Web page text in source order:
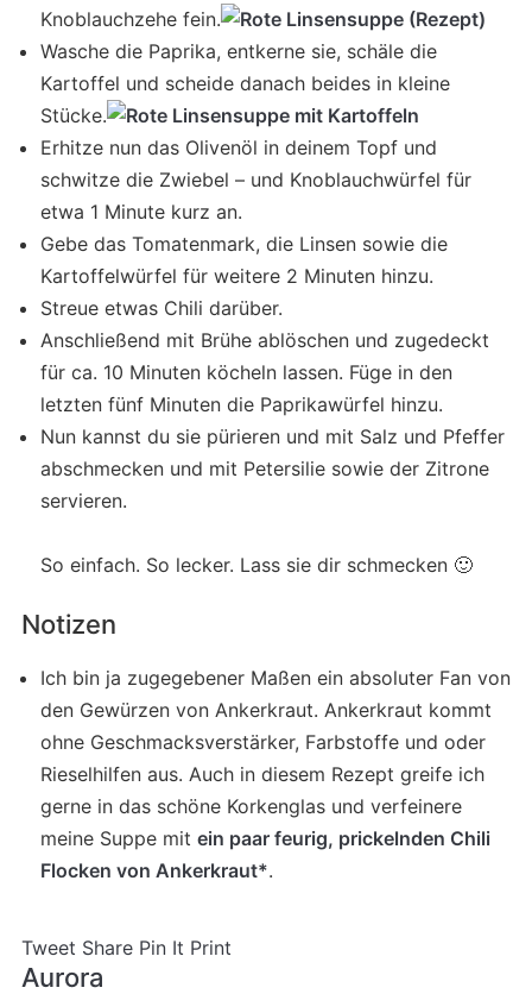
Knoblauchzehe fein.
Wasche die Paprika, entkerne sie, schäle die
Kartoffel und scheide danach beides in kleine
Stücke.
Erhitze nun das Olivenöl in deinem Topf und
schwitze die Zwiebel – und Knoblauchwürfel für
etwa 1 Minute kurz an.
Gebe das Tomatenmark, die Linsen sowie die
Kartoffelwürfel für weitere 2 Minuten hinzu.
Streue etwas Chili darüber.
Anschließend mit Brühe ablöschen und zugedeckt
für ca. 10 Minuten köcheln lassen. Füge in den
letzten fünf Minuten die Paprikawürfel hinzu.
Nun kannst du sie pürieren und mit Salz und Pfeffer
abschmecken und mit Petersilie sowie der Zitrone
servieren.
So einfach. So lecker. Lass sie dir schmecken 🙂
Notizen
Ich bin ja zugegebener Maßen ein absoluter Fan von
den Gewürzen von Ankerkraut. Ankerkraut kommt
ohne Geschmacksverstärker, Farbstoffe und oder
Rieselhilfen aus. Auch in diesem Rezept greife ich
gerne in das schöne Korkenglas und verfeinere
meine Suppe mit ein paar feurig, prickelnden Chili
Flocken von Ankerkraut*.
Tweet Share Pin It Print
Aurora